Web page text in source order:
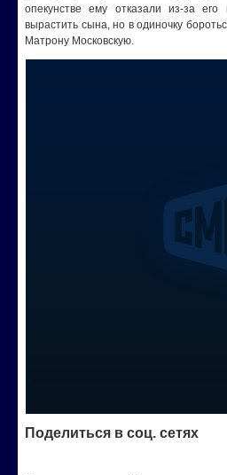
опекунстве ему отказали из-за
вырастить сына, но в одиночку
Матрону Московскую.
Поделиться в соц. сетях